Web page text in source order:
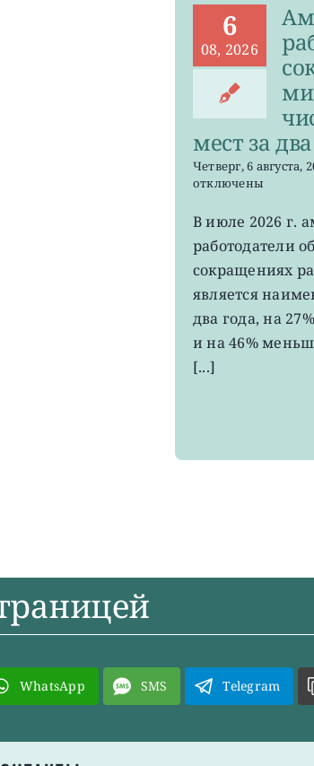
6
08, 2026
мест за
Четверг, 6 августа,
отключены
В июле 2026 г.
работодатели
сокращениях
является
два года, на
и на 46%
[...]
WhatsApp SMS Telegram